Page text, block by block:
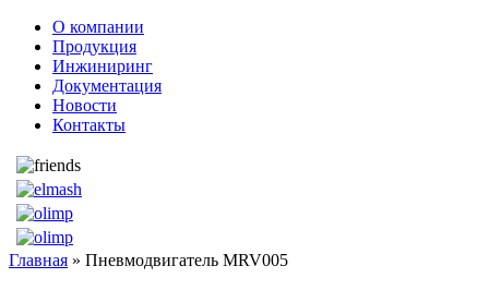
О компании
Продукция
Инжиниринг
Документация
Новости
Контакты
Главная » Пневмодвигатель MRV005